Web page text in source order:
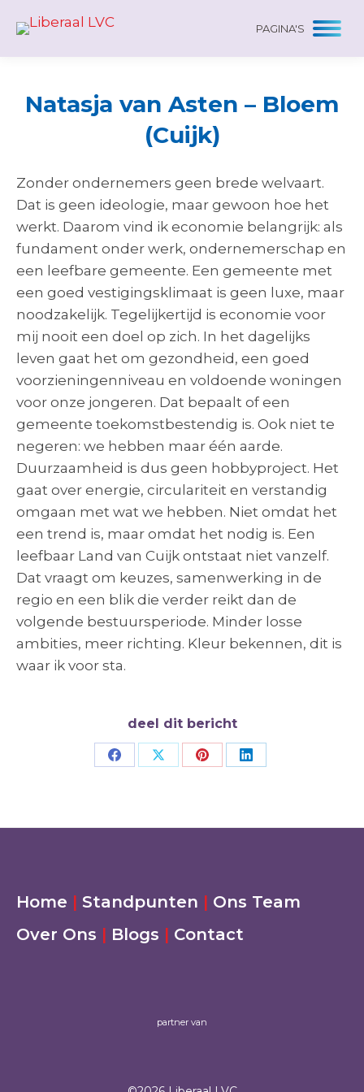
PAGINA'S
Natasja van Asten – Bloem
(Cuijk)
Zonder ondernemers geen brede welvaart.
Dat is geen ideologie, maar gewoon hoe het
werkt. Daarom vind ik economie belangrijk: als
fundament onder werk, ondernemerschap en
een leefbare gemeente. Een gemeente met
een goed vestigingsklimaat is geen luxe, maar
noodzakelijk. Tegelijkertijd is economie voor
mij nooit een doel op zich. In het dagelijks
leven gaat het om gezondheid, een goed
voorzieningenniveau en voldoende woningen
voor onze jongeren. Dat bepaalt of een
gemeente toekomstbestendig is. Ook niet te
negeren: we hebben maar één aarde.
Duurzaamheid is dus geen hobbyproject. Het
gaat over energie, circulariteit en verstandig
omgaan met wat we hebben. Niet omdat het
een trend is, maar omdat het nodig is. Een
leefbaar Land van Cuijk ontstaat niet vanzelf.
Dat vraagt om keuzes, samenwerking in de
regio en een blik die verder reikt dan de
volgende bestuursperiode. Minder losse
ambities, meer richting. Kleur bekennen, dit is
waar ik voor sta.
deel dit bericht
Deel
Deel
Deel
Deel
Home | Standpunten | Ons Team
Over Ons | Blogs | Contact
partner van